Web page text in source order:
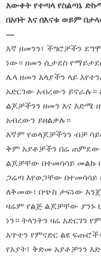
እውቀት የተጣላ የስልጣኔ
በአባት እና በእናቱ ወይም
—
እኛ ዘመንን፣ ችግሮቻችን
ነው። ዘመን ሲታደስ
ሌላ ዘመን እላያችን ላይ
አድርገው አብረውን ይኖራሉ።
ልጆቻችንን ዘመን እና እድሜ
አብረውን ይዘልቃሉ።
እኛም የወላጆቻችንን ብቻ
ቅም አያቶቻችን በሬ ጠምደው
ልጆቻቸው በተመሳሳይ መልኩ
ጋሬጣ እየወጋቸው በተመሳሳይ
ለቅመው፣ በጭስ ታፍነው
ዛሬም የልጅ ልጆቻቸው ያንኑ
ነን። ትላንትን ዛሬ አድርገን
አጥተን የምናድር ልዩ
የአያት፣ ቅድመ አያቶቻንን